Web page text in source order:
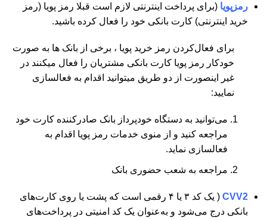
رمزپویا (برای پرداخت اینترنتی لازم است قبلا رمز پویا (رمز
خرید اینترنتی) کارت بانکی خود را فعال کرده باشید.
برای فعال‌کردن رمز خرید پویا ، برخی از بانک ها به صورت
خودکار رمز پویا کارت بانکی مشتریان را فعال میکنند در
غیر اینصورت از دو طریق میتوانید اقدام به فعالسازی
نمایید:
می‏‌توانید به دستگاه خودپرداز بانک صادرکننده کارت خود
مراجعه کنید و از منوی خدمات رمز پویا اقدام به
فعالسازی نماید.
مراجعه به شعب حضوری بانک
CVV2
( یک کد ۳ یا ۴ رقمی است که پشت یا روی کارت‌‌‌‌‌‌‌‌‌‌‌‌‌‌‌‌‌‌‌‌‌‌‌‌‌‌‌‌‌‌‌‌‌‌‌‌‌‌‌‌‌‌‌‌‌‌‌‌‌‌‌‌‌های
بانکی درج می‌شود و به‌‌‌‌‌‌‌‌‌‌‌‌‌‌‌‌‌‌‌‌‌‌‌‌‌‌‌‌‌‌‌‌‌‌‌‌‌‌‌‌‌‌‌‌‌‌‌‌‌‌‌‌‌عنوان یک کد امنیتی در پرداخت‌‌‌‌‌‌‌‌‌‌‌‌‌‌‌‌‌‌‌‌‌‌‌‌‌‌‌‌‌‌‌‌‌‌‌‌‌‌‌‌‌‌‌‌‌‌‌‌‌‌‌‌‌های